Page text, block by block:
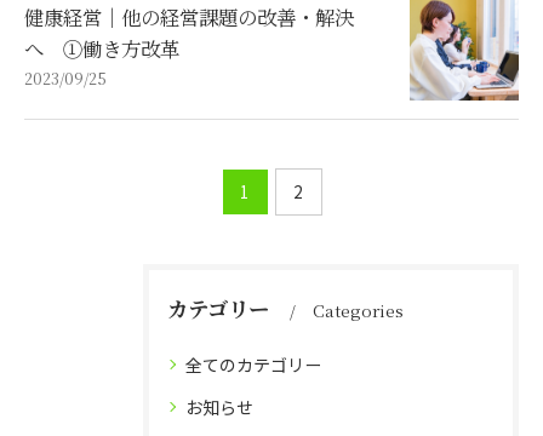
健康経営｜他の経営課題の改善・解決
へ ①働き方改革
2023/09/25
1 2
カテゴリー Categories
全てのカテゴリー
お知らせ